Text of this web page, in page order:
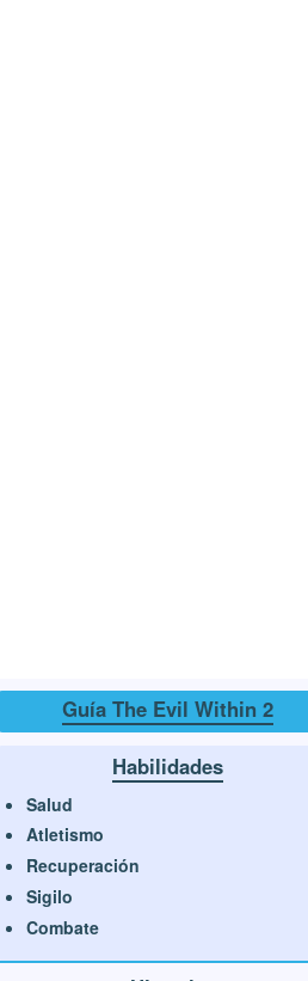
Guía The Evil Within 2
Habilidades
Salud
Atletismo
Recuperación
Sigilo
Combate